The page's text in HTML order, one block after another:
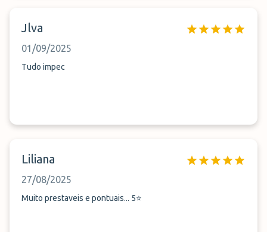
Jlva
01/09/2025
Tudo impec
Liliana
27/08/2025
Muito prestaveis e pontuais... 5⭐